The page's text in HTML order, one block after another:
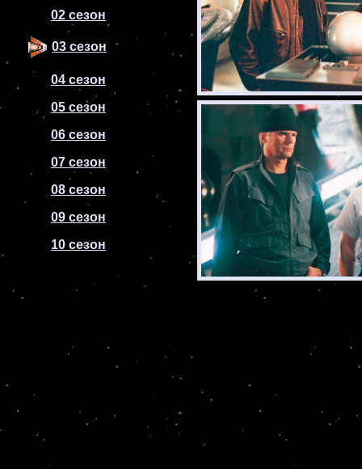
02 сезон
03 сезон
04 сезон
05 сезон
06 сезон
07 сезон
08 сезон
09 сезон
10 сезон